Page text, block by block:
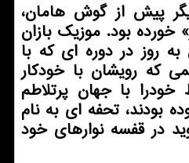
پیش از گوش هامان،
خورده بود. موزیك بازان
روز در دوره ای كه با
كه رویشان با خودكار
با جهان پرتلاطم
بودند، تحفه ای به نام
در قفسه نوارهای خود